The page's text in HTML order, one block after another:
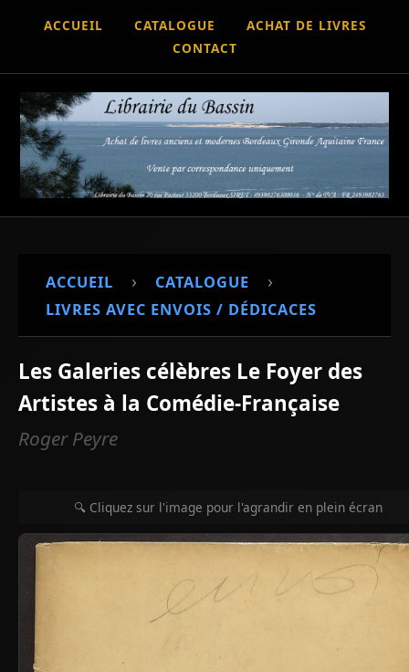
ACCUEIL CATALOGUE
ACHAT DE LIVRES
CONTACT
ACCUEIL › CATALOGUE ›
LIVRES AVEC ENVOIS / DÉDICACES
Les Galeries célèbres Le Foyer des
Artistes à la Comédie-Française
Roger Peyre
🔍 Cliquez sur l'image pour l'agrandir en plein écran